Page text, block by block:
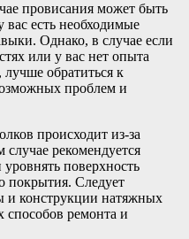
провисания может быть
вас есть необходимые
Однако, в случае если
или у вас нет опыта
обратиться к
проблем и
происходит из-за
случае рекомендуется
поверхность
покрытия. Следует
и конструкции натяжных
способов ремонта и